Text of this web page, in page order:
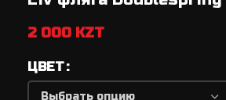
2 000 KZT
ЦВЕТ